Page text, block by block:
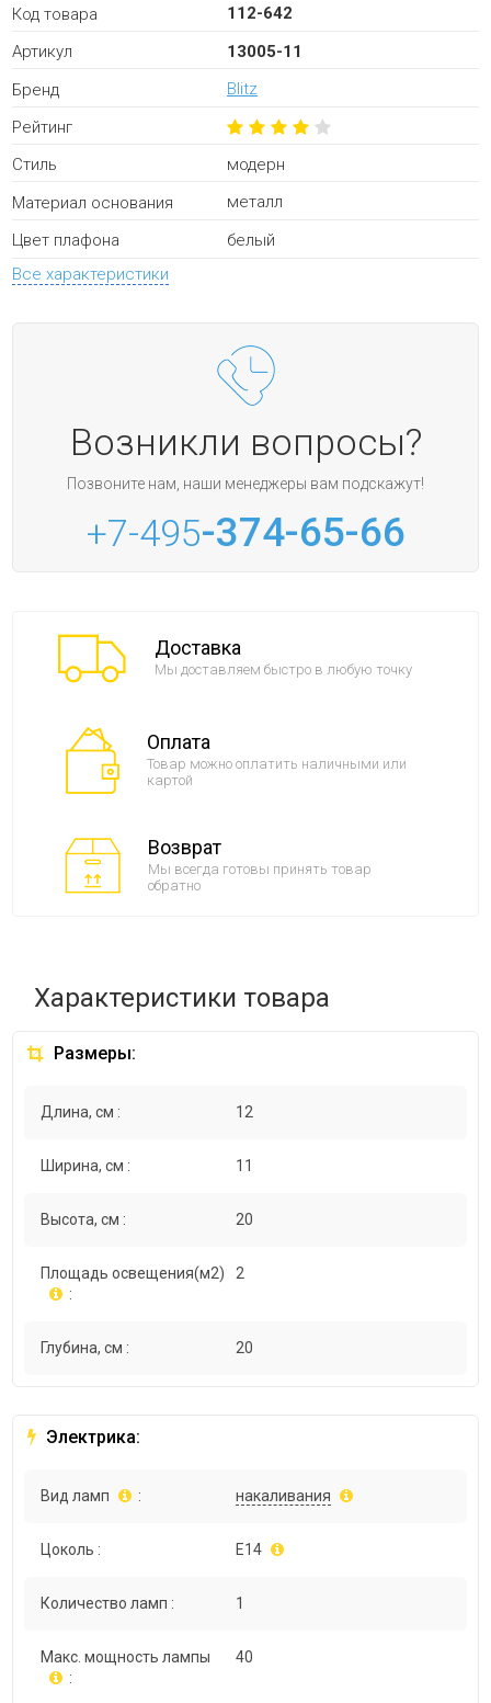
Код товара
112-642
Артикул
13005-11
Бренд
Blitz
Рейтинг
Стиль
модерн
Материал основания
металл
Цвет плафона
белый
Все характеристики
Возникли вопросы?
Позвоните нам, наши менеджеры вам подскажут!
+7-495-374-65-66
Доставка
Мы доставляем быстро в любую точку
Оплата
Товар можно оплатить наличными или
картой
Возврат
Мы всегда готовы принять товар
обратно
Характеристики товара
Размеры:
Длина, см : 12
Ширина, см : 11
Высота, см : 20
Площадь освещения(м2)
:
2
Глубина, см : 20
Электрика:
Вид ламп : накаливания
Цоколь : E14
Количество ламп : 1
Макс. мощность лампы
:
40